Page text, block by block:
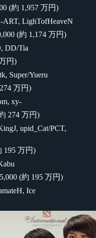
(約 1,957 万円)
ART, LighTofHeaveN
(約 1,174 万円)
DD/Tia
円)
Super/Yueru
万円)
xy-
274 万円)
upid_Cat/PCT,
195 万円)
(約 195 万円)
Ice